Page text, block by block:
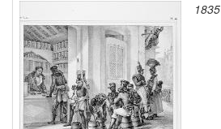
1835